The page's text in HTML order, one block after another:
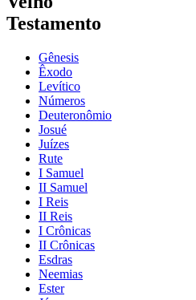
Testamento
Gênesis
Êxodo
Levítico
Números
Deuteronômio
Josué
Juízes
Rute
I Samuel
II Samuel
I Reis
II Reis
I Crônicas
II Crônicas
Esdras
Neemias
Ester